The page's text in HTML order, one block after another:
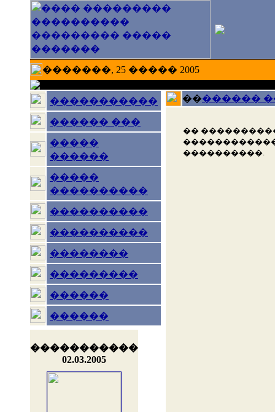
�������, 25 ����� 2005
�����������
������ ���
�����
������
�����
����������
����������
����������
��������
���������
������
������
�����������
02.03.2005
��������
��
����������.